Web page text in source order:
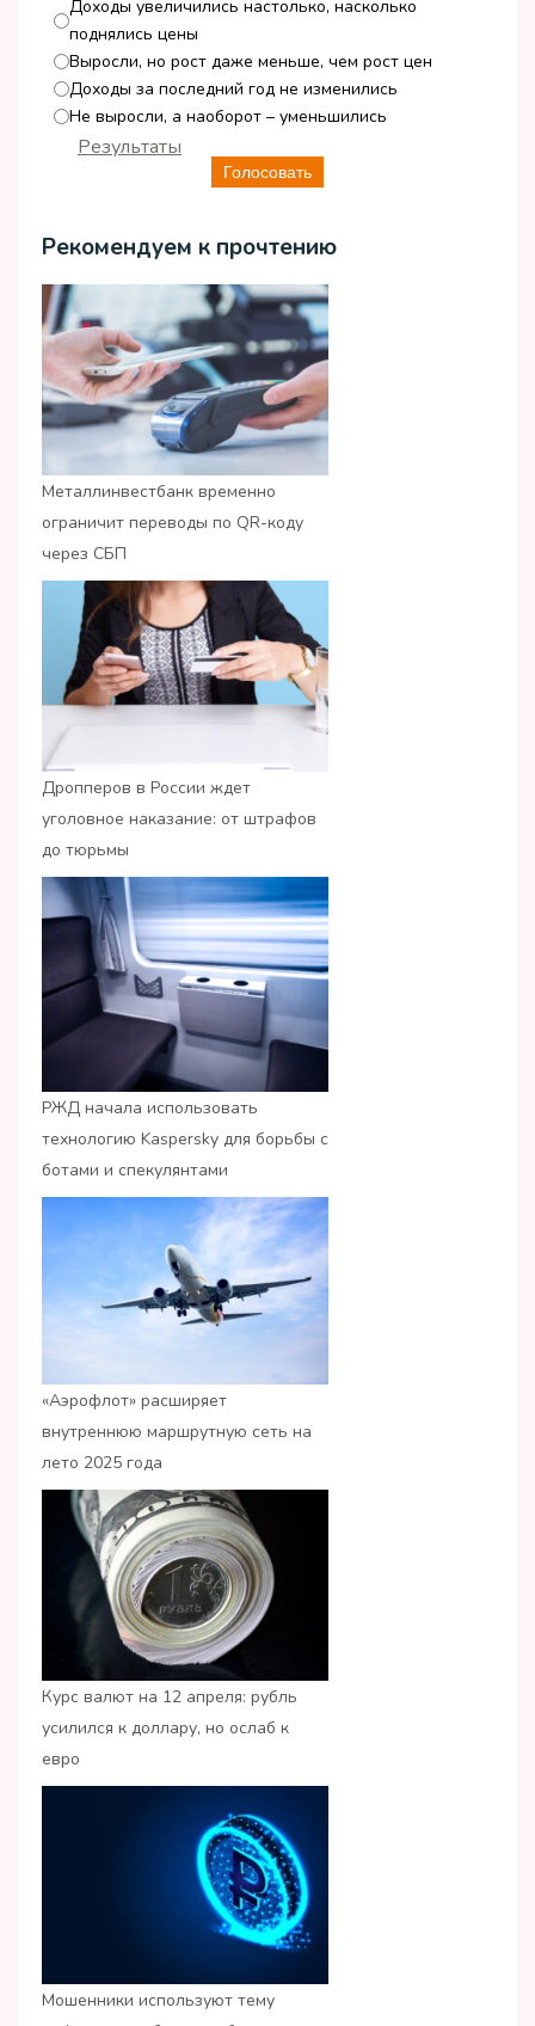
Доходы увеличились настолько, насколько
поднялись цены
Выросли, но рост даже меньше, чем рост цен
Доходы за последний год не изменились
Не выросли, а наоборот – уменьшились
Голосовать
Результаты
Рекомендуем к прочтению
Металлинвестбанк временно
ограничит переводы по QR-коду
через СБП
Дропперов в России ждет
уголовное наказание: от штрафов
до тюрьмы
РЖД начала использовать
технологию Kaspersky для борьбы с
ботами и спекулянтами
«Аэрофлот» расширяет
внутреннюю маршрутную сеть на
лето 2025 года
Курс валют на 12 апреля: рубль
усилился к доллару, но ослаб к
евро
Мошенники используют тему